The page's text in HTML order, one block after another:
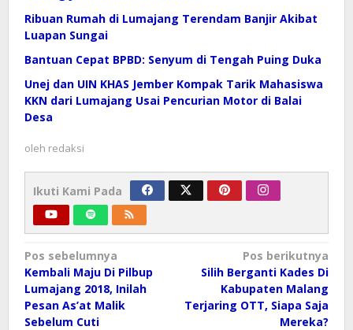
Ribuan Rumah di Lumajang Terendam Banjir Akibat
Luapan Sungai
Bantuan Cepat BPBD: Senyum di Tengah Puing Duka
Unej dan UIN KHAS Jember Kompak Tarik Mahasiswa
KKN dari Lumajang Usai Pencurian Motor di Balai
Desa
oleh redaksi
Ikuti Kami Pada
Navigasi
pos
Pos sebelumnya
Kembali Maju Di Pilbup
Lumajang 2018, Inilah
Pesan As’at Malik
Sebelum Cuti
Pos berikutnya
Silih Berganti Kades Di
Kabupaten Malang
Terjaring OTT, Siapa Saja
Mereka?